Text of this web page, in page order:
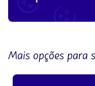
Mais opções para